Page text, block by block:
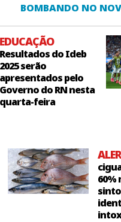
BOMBANDO NO
EDUCAÇÃO
Resultados do Ideb
2025 serão
apresentados pelo
Governo do RN nesta
quarta-feira
60%